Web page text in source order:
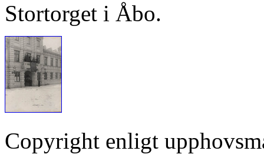
Stortorget i Åbo.
Copyright enligt